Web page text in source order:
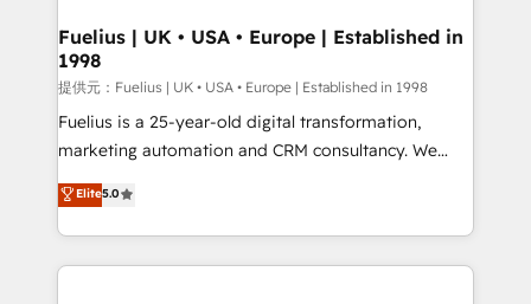
framework, meaning we've been accredited by
HubSpot and vetted by the CCS, which means we
can support public sector companies as well the
other ones listed in our profile. Our services: -
HubSpot implementation - HubSpot CMS website
is there for you to: - Grow revenue, and run your
business more efficiently - Build stronger
Fuelius | UK • USA • Europe | Established in
1998
提供元：Fuelius | UK • USA • Europe | Established in 1998
Fuelius is a 25-year-old digital transformation,
marketing automation and CRM consultancy. We
enable mid-market and enterprise clients to
maximise their return from digital and fuel their
growth. We modernise platforms, streamline
operations that are causing inefficiencies, improve
Elite5.0